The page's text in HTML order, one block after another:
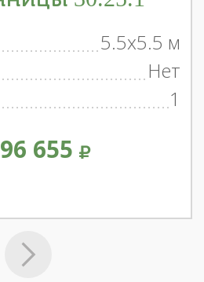
5.5x5.5 м
Нет
1
655